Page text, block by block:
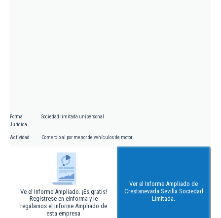
Forma
Jurídica
Sociedad limitada unipersonal
Actividad Comercio al por menor de vehículos de motor
Ve el Informe Ampliado. ¡Es gratis!
Regístrese en eInforma y le
regalamos el Informe Ampliado de
esta empresa
Ver el Informe Ampliado de
Crestanevada Sevilla Sociedad
Limitada.